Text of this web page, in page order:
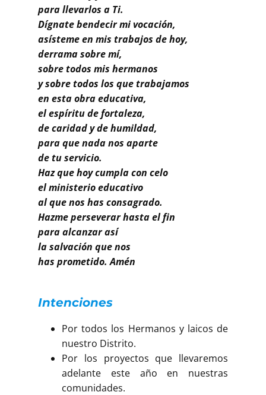
Buscarpara llevarlos a Ti.
Dígnate bendecir mi vocación,
asísteme en mis trabajos de hoy,
derrama sobre mí,
sobre todos mis hermanos
y sobre todos los que trabajamos
en esta obra educativa,
el espíritu de fortaleza,
de caridad y de humildad,
para que nada nos aparte
de tu servicio.
Haz que hoy cumpla con celo
el ministerio educativo
al que nos has consagrado.
Hazme perseverar hasta el fin
para alcanzar así
la salvación que nos
has prometido. Amén
Intenciones
Por todos los Hermanos y laicos de
nuestro Distrito.
Por los proyectos que llevaremos
adelante este año en nuestras
comunidades.